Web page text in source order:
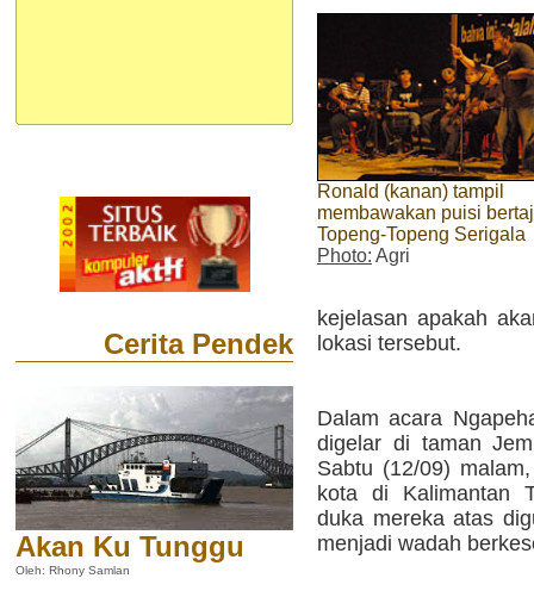
Cerita Pendek
Akan Ku Tunggu
Oleh: Rhony Samlan
Ronald (kanan) tampil
membawakan puisi
Topeng-Topeng Serigala
Photo: Agri
kejelasan apakah
lokasi tersebut.
Dalam acara
digelar di taman
Sabtu (12/09)
kota di Kalimantan
duka mereka atas
menjadi wadah